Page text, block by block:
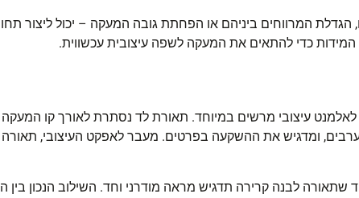
הגדלת המרווחים ביניהם או הפחתת גובה המעקה – יכול ליצור
כדי להתאים את המעקה לשפה עיצובית עכשווית.
עיצובי מרשים במיוחד. תאורת לד נסתרת לאורך קו
ומדגיש את ההשקעה בפרטים. מעבר לאפקט העיצובי,
שתאורה לבנה קרירה תדגיש מראה מודרני וחד. השילוב הנכון בין